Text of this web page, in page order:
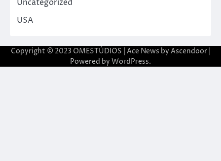
Uncategorized
USA
Copyright © 2023 OMESTÚDIOS | Ace News by Ascendoor|
Powered by WordPress.